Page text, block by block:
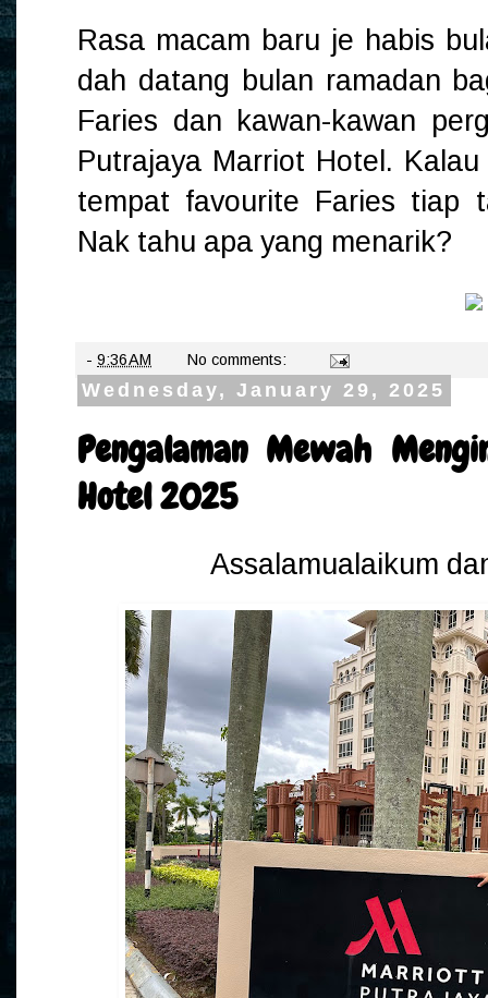
Rasa macam baru je habis
dah datang bulan ramadan
Faries dan kawan-kawan
Putrajaya Marriot Hotel.
tempat favourite Faries tiap
Nak tahu apa yang menarik?
- 9:36 AM No comments:
Wednesday, January 29, 2025
Pengalaman Mewah
Hotel 2025
Assalamualaikum